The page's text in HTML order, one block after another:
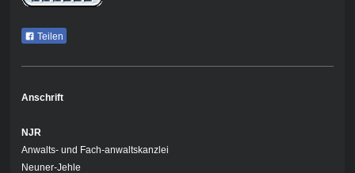
Teilen
Anschrift
NJR
Anwalts- und Fach-anwaltskanzlei
Neuner-Jehle